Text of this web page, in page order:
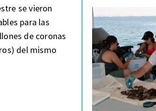
se vieron
para las
de coronas
del mismo